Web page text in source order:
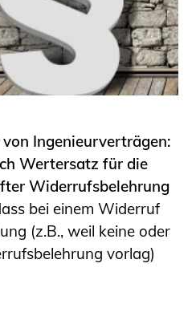
Ingenieurverträgen:
Wertersatz für die
Widerrufsbelehrung
bei einem Widerruf
(z.B., weil keine oder
vorlag)